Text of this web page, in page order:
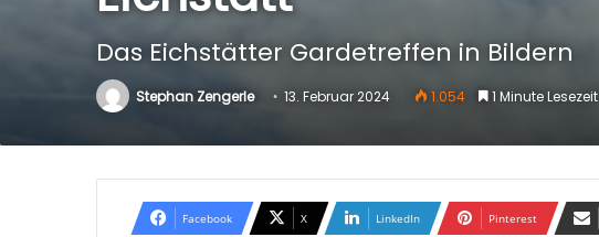
Das Eichstätter Gardetreffen in Bildern
Stephan Zengerle 13. Februar 2024 1.054 1 Minute Lesezeit
Facebook X LinkedIn Pinterest